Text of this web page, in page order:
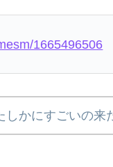
1665496506
しかにすごいの来